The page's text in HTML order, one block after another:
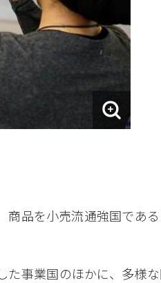
商品を小売流通強国であ
た事業国のほかに、多様